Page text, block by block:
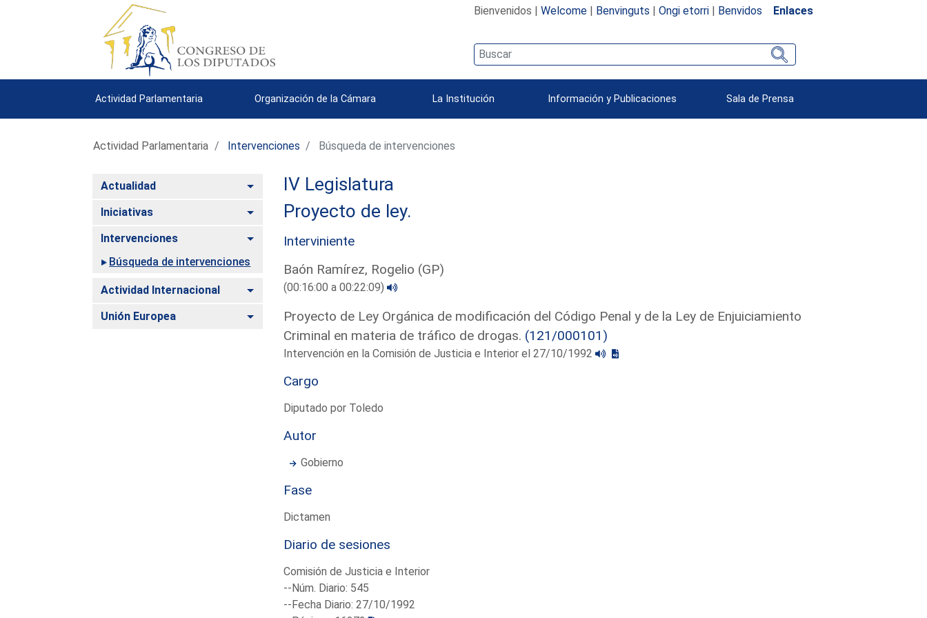
Bienvenidos | Welcome| Benvinguts | Ongi etorri| Benvidos Enlaces
Actividad Parlamentaria Organización de la Cámara La Institución Información y Publicaciones Sala de Prensa
Actividad Parlamentaria Intervenciones Búsqueda de intervenciones
Actualidad Alternar
Iniciativas Alternar
Intervenciones
Alternar
Búsqueda de intervenciones
Actividad Internacional Alternar
Unión Europea Alternar
IV Legislatura
Proyecto de ley.
Interviniente
Baón Ramírez, Rogelio (GP)
(00:16:00 a 00:22:09)
Proyecto de Ley Orgánica de modificación del Código Penal y de la Ley de Enjuiciamiento
Criminal en materia de tráfico de drogas. (121/000101)
Intervención en la Comisión de Justicia e Interior el 27/10/1992
Cargo
Diputado por Toledo
Autor
Gobierno
Fase
Dictamen
Diario de sesiones
Comisión de Justicia e Interior
--Núm. Diario: 545
--Fecha Diario: 27/10/1992